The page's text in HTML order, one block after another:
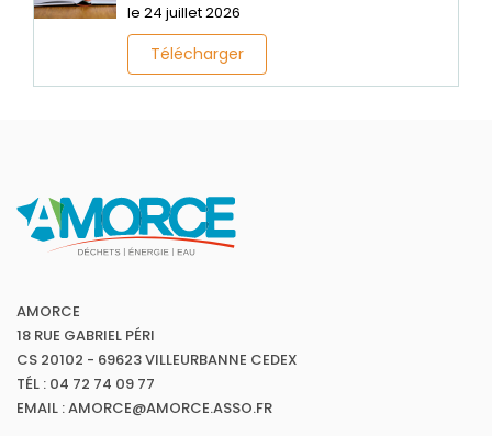
le 24 juillet 2026
Télécharger
AMORCE
18 RUE GABRIEL PÉRI
CS 20102 - 69623 VILLEURBANNE CEDEX
TÉL : 04 72 74 09 77
EMAIL : AMORCE@AMORCE.ASSO.FR